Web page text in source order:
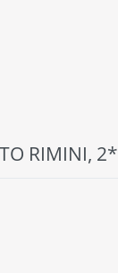
RIMINI, 2*